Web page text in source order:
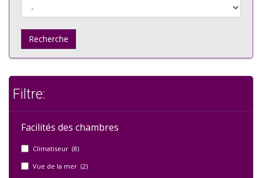
Recherche
Filtre:
Facilités des chambres
Climatiseur (8)
Vue de la mer (2)